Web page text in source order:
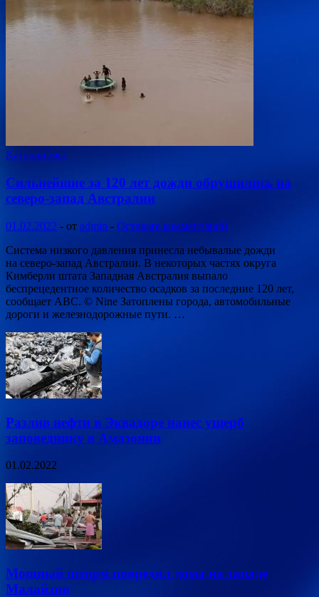
Катаклизмы
Сильнейшие за 120 лет дожди обрушились на
северо-запад Австралии
01.02.2022 - от admin - Оставьте комментарий
Система низкого давления принесла небывалые дожди
на северо-запад Австралии. В некоторых частях округа
Кимберли штата Западная Австралия выпало
беспрецедентное количество осадков за последние 120 лет,
сообщает ABC. © Nine Затоплены города, автомобильные
дороги и железнодорожные пути. …
Разлив нефти в Эквадоре нанес ущерб
заповеднику в Амазонии
01.02.2022
Мощный шторм повредил дома на западе
Малайзии